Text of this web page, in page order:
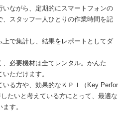
）
内
ト～
事例集
ついて
いながら、定期的にスマートフォンの
スタッフ一人ひとりの作業時間を記
で集計し、結果をレポートとしてダ
必要機材は全てレンタル。かんた
ただけます。
る方や、効果的なＫＰＩ（Key Perfor
たいと考えている方にとって、最適な
す。